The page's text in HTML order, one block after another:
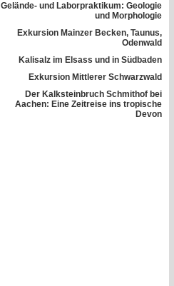
Gelände- und Laborpraktikum: Geologie
und Morphologie
Exkursion Mainzer Becken, Taunus,
Odenwald
Kalisalz im Elsass und in Südbaden
Exkursion Mittlerer Schwarzwald
Der Kalksteinbruch Schmithof bei
Aachen: Eine Zeitreise ins tropische
Devon